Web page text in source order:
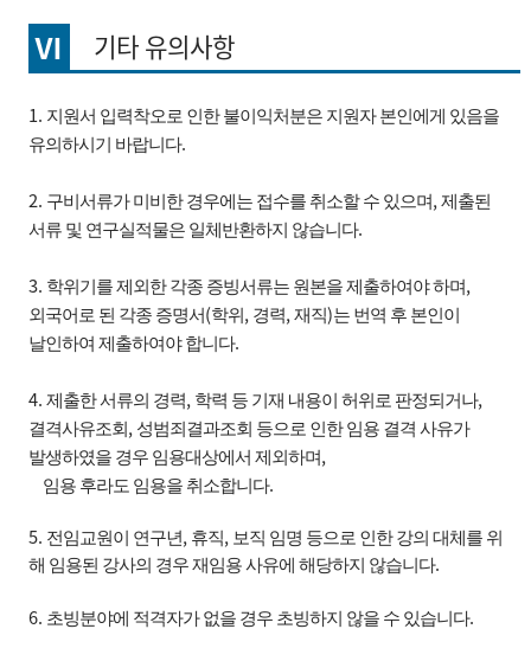
Ⅵ 기타 유의사항
1. 지원서 입력착오로 인한 불이익처분은 지원자 본인에게 있음을
유의하시기 바랍니다.
2. 구비서류가 미비한 경우에는 접수를 취소할 수 있으며,제출된
서류 및 연구실적물은 일체 반환하지 않습니다.
3. 학위기를 제외한 각종 증빙서류는 원본을 제출하여야 하며,
외국어로 된 각종 증명서(학위 , 경력,재직)는 번역 후 본인이
날인하여 제출하여야 합니다.
4. 제출한 서류의 경력, 학력 등 기재 내용이 허위로 판정되거나,
결격사유조회 , 성범죄결과조회 등으로 인한 임용 결격 사유가
발생하였을 경우 임용대상에서 제외하며,
임용 후라도 임용을취소합니다.
5. 전임교원이 연구년, 휴직, 보직 임명 등으로 인한 강의 대체를 위
해 임용된 강사의 경우재임용 사유에 해당하지 않습니다.
6. 초빙분야에 적격자가 없을 경우 초빙하지 않을 수 있습니다.